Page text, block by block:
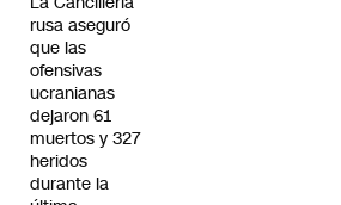
rusa aseguró
que las
ofensivas
ucranianas
dejaron 61
muertos y 327
heridos
durante la